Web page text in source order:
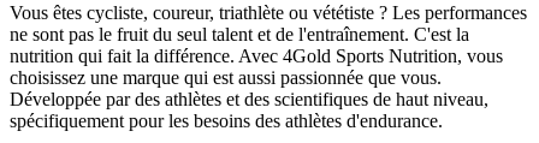
Vous êtes cycliste, coureur, triathlète ou vététiste ? Les performances
ne sont pas le fruit du seul talent et de l'entraînement. C'est la
nutrition qui fait la différence. Avec 4Gold Sports Nutrition, vous
choisissez une marque qui est aussi passionnée que vous.
Développée par des athlètes et des scientifiques de haut niveau,
spécifiquement pour les besoins des athlètes d'endurance.